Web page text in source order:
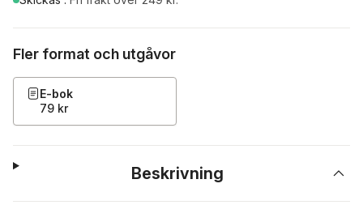
Fler format och utgåvor
E-bok
79 kr
Beskrivning